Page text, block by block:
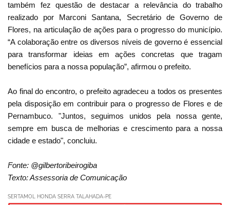
também fez questão de destacar a relevância do trabalho
realizado por Marconi Santana, Secretário de Governo de
Flores, na articulação de ações para o progresso do município.
“A colaboração entre os diversos níveis de governo é essencial
para transformar ideias em ações concretas que tragam
benefícios para a nossa população”, afirmou o prefeito.
Ao final do encontro, o prefeito agradeceu a todos os presentes
pela disposição em contribuir para o progresso de Flores e de
Pernambuco. "Juntos, seguimos unidos pela nossa gente,
sempre em busca de melhorias e crescimento para a nossa
cidade e estado", concluiu.
Fonte: @gilbertoribeirogiba
Texto: Assessoria de Comunicação
SERTAMOL HONDA SERRA TALAHADA-PE